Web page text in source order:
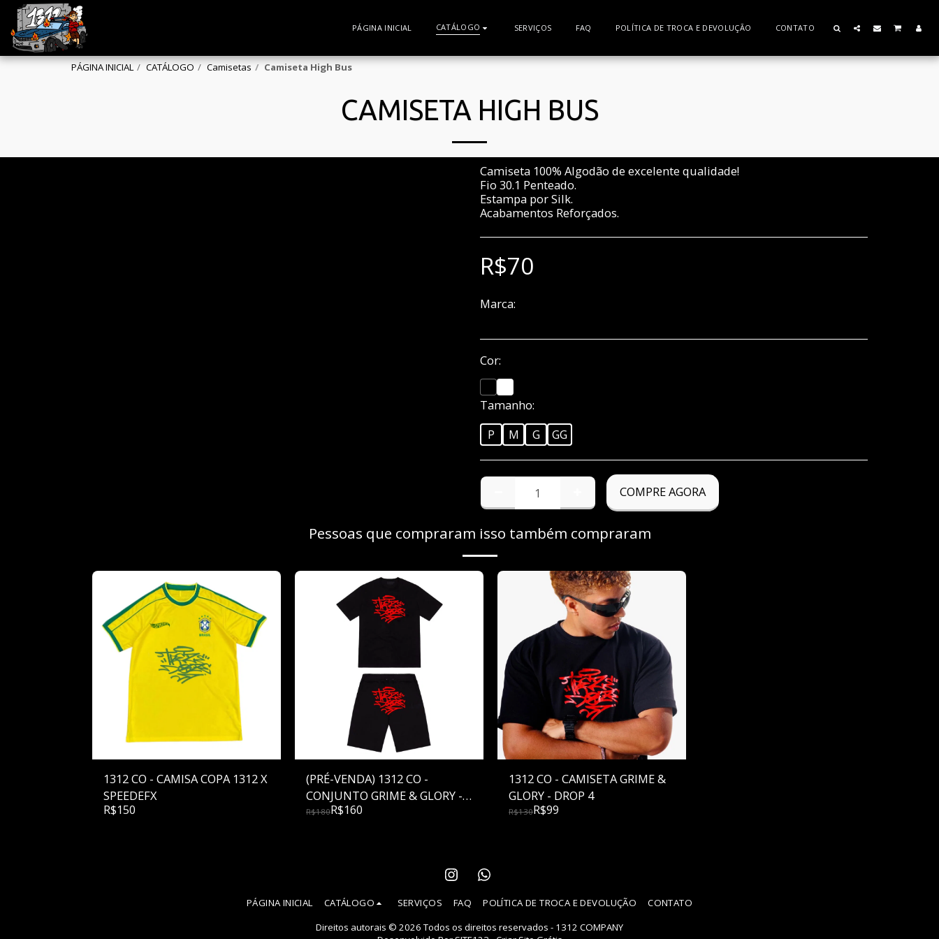
PÁGINA INICIAL CATÁLOGO SERVIÇOS FAQ POLÍTICA DE TROCA E DEVOLUÇÃO CONTATO
PÁGINA INICIAL CATÁLOGO Camisetas Camiseta High Bus
CAMISETA HIGH BUS
Camiseta 100% Algodão de excelente qualidade!
Fio 30.1 Penteado.
Estampa por Silk.
Acabamentos Reforçados.
R$70
Marca:
Cor:
Tamanho:
P
M G GG
COMPRE AGORA
Pessoas que compraram isso também compraram
1312 CO - CAMISA COPA 1312 X
SPEEDEFX
R$150
(PRÉ-VENDA) 1312 CO -
CONJUNTO GRIME & GLORY -
DROP 4 - Cópia de
R$180R$160
1312 CO - CAMISETA GRIME &
GLORY - DROP 4
R$130R$99
PÁGINA INICIAL CATÁLOGO SERVIÇOS FAQ POLÍTICA DE TROCA E DEVOLUÇÃO
CONTATO
Direitos autorais © 2026 Todos os direitos reservados - 1312 COMPANY